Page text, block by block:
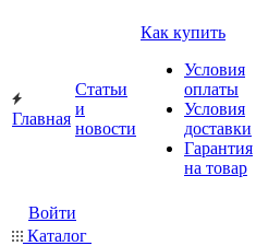
Главная
Статьи
и
новости
Как купить
Условия
оплаты
Условия
доставки
Гарантия
на товар
Войти
Каталог